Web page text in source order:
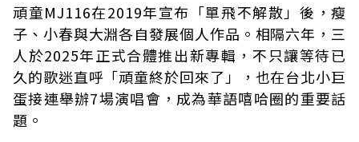
頑童MJ116在2019年宣布「單飛不解散」後，瘦
子、小春與大淵各自發展個人作品。相隔六年，三
人於2025年正式合體推出新專輯，不只讓等待已
久的歌迷直呼「頑童終於回來了」，也在台北小巨
蛋接連舉辦7場演唱會，成為華語嘻哈圈的重要話
題。